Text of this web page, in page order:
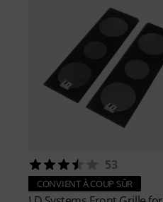
53
CONVIENT À COUP SÛR